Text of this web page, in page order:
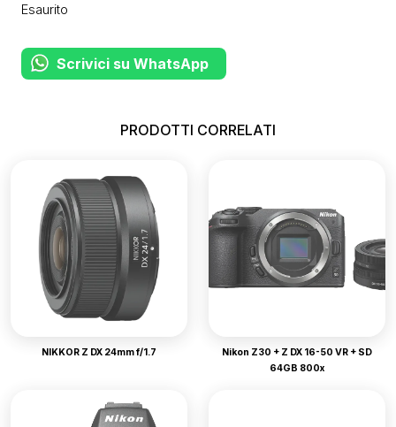
Esaurito
Scrivici su WhatsApp
PRODOTTI CORRELATI
NIKKOR Z DX 24mm f/1.7
Nikon Z30 + Z DX 16-50 VR + SD
64GB 800x